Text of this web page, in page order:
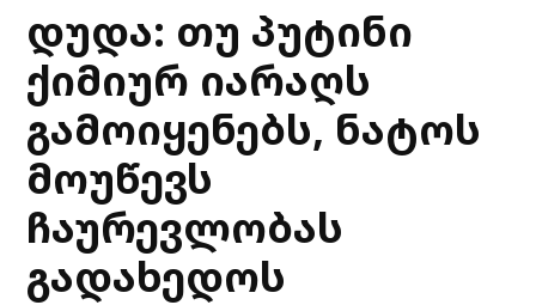
დუდა: თუ პუტინი
ქიმიურ იარაღს
გამოიყენებს, ნატოს
მოუწევს
ჩაურევლობას
გადახედოს